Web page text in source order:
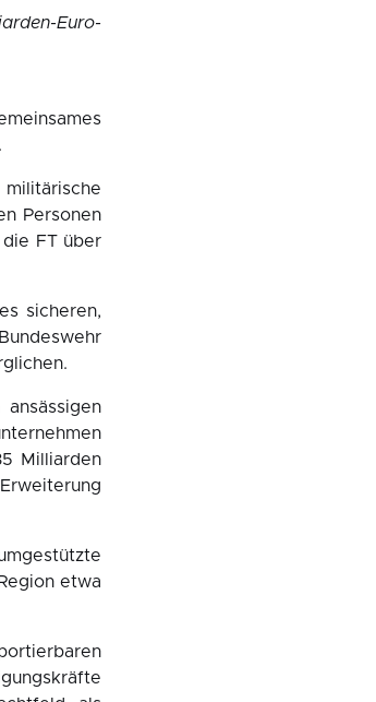
Euro-
Personen
FT über
sicheren,
Milliarden
etwa